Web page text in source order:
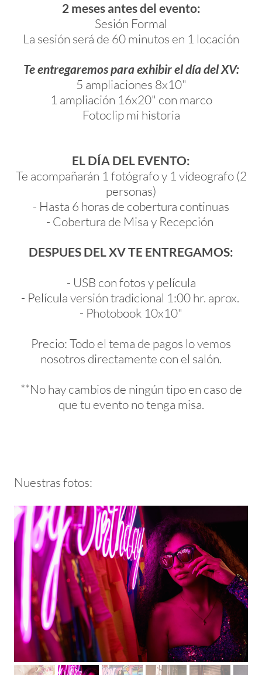
2 meses antes del evento:
Sesión Formal
La sesión será de 60 minutos en 1 locación
Te entregaremos para exhibir el día del XV:
5 ampliaciones 8x10"
1 ampliación 16x20" con marco
Fotoclip mi historia
EL DÍA DEL EVENTO:
Te acompañarán 1 fotógrafo y 1 vídeografo (2
personas)
- Hasta 6 horas de cobertura continuas
​- Cobertura de Misa y Recepción
DESPUES DEL XV TE ENTREGAMOS:
- USB con fotos y película
- Película versión tradicional 1:00 hr. aprox.
- Photobook 10x10"
Precio: Todo el tema de pagos lo vemos
nosotros directamente con el salón.
**No hay cambios de ningún tipo en caso de
que tu evento no tenga misa.
Nuestras fotos: